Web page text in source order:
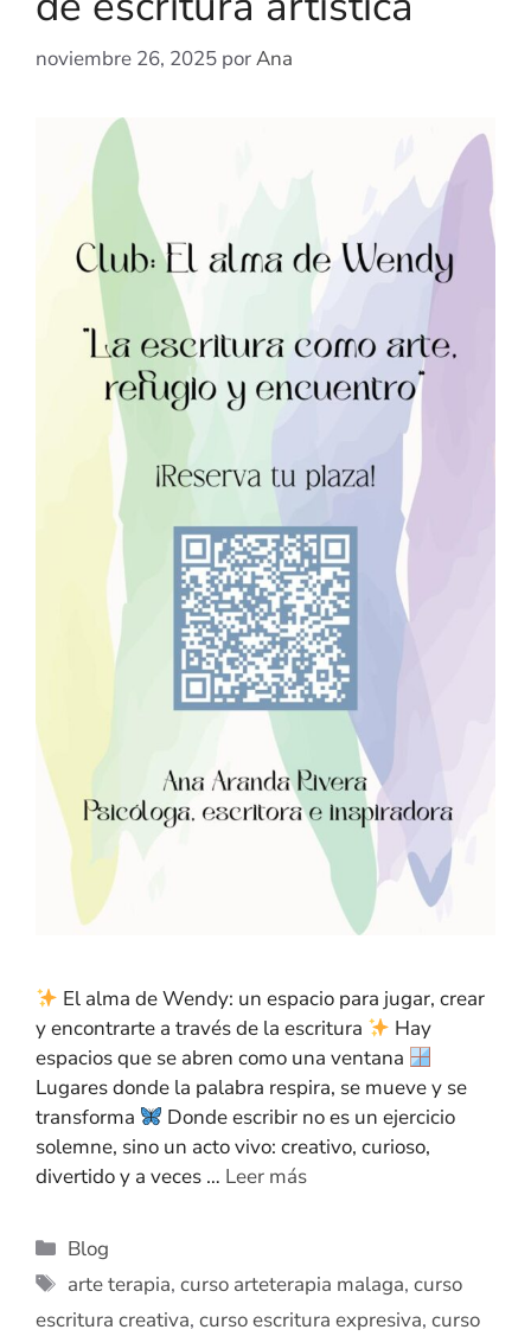
noviembre 26, 2025 porAna
El alma de Wendy: un espacio para jugar, crear
y encontrarte a través de la escritura
Hay
espacios que se abren como una ventana
Lugares donde la palabra respira, se mueve y se
transforma
Donde escribir no es un ejercicio
solemne, sino un acto vivo: creativo, curioso,
divertido y a veces … Leer más
Blog
arte terapia,curso arteterapia malaga,curso
escritura creativa, curso escritura expresiva, curso